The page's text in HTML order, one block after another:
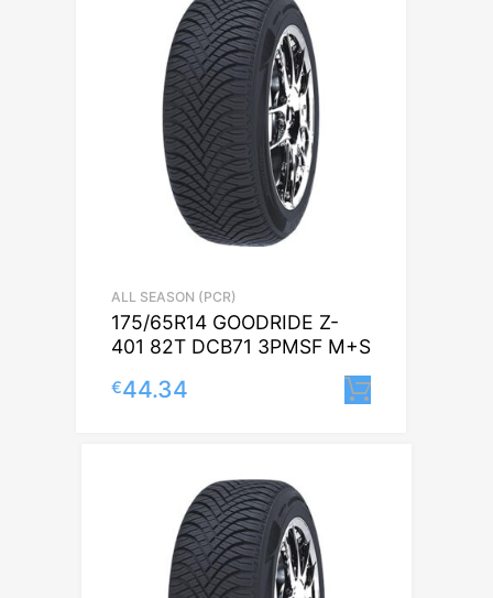
ALL SEASON (PCR)
175/65R14 GOODRIDE Z-
401 82T DCB71 3PMSF M+S
€44.34